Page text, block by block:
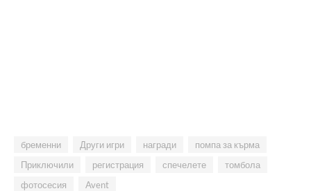
бременни Други игри награди
помпа за кърма
Приключили
регистрация спечелете
томбола
фотосесия
Avent